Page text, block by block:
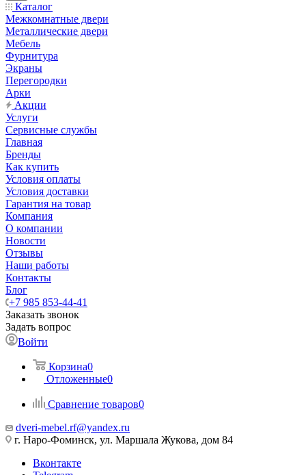
Каталог
Межкомнатные двери
Металлические двери
Мебель
Фурнитура
Экраны
Перегородки
Арки
Акции
Услуги
Сервисные службы
Главная
Бренды
Как купить
Условия оплаты
Условия доставки
Гарантия на товар
Компания
О компании
Новости
Отзывы
Наши работы
Контакты
Блог
+7 985 853-44-41
Заказать звонок
Задать вопрос
Войти
Корзина0
Отложенные0
Сравнение товаров0
dveri-mebel.rf@yandex.ru
г. Наро-Фоминск, ул. Маршала Жукова, дом 84
Вконтакте